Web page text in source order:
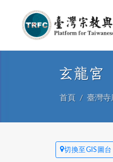
玄龍宮
首頁 臺灣寺
切換至GIS圖台